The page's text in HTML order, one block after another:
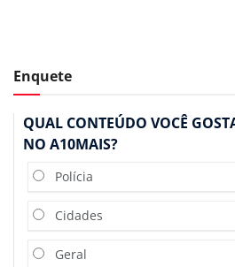
Enquete
QUAL CONTEÚDO VOCÊ
NO A10MAIS?
Polícia
Cidades
Geral